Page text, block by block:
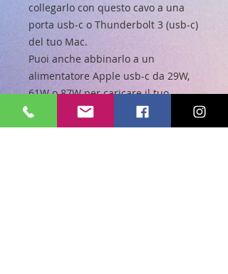
collegarlo con questo cavo a una
porta usb-c o Thunderbolt 3 (usb-c)
del tuo Mac.
Puoi anche abbinarlo a un
alimentatore Apple usb-c da 29W,
61W o 87W per caricare il tuo
dispositivo iOS e per utilizzare la
funzione di ricarica veloce di